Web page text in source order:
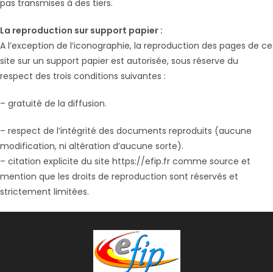
pas transmises à des tiers.
La reproduction sur support papier :
A l’exception de l’iconographie, la reproduction des pages de ce
site sur un support papier est autorisée, sous réserve du
respect des trois conditions suivantes :
– gratuité de la diffusion.
– respect de l’intégrité des documents reproduits (aucune
modification, ni altération d’aucune sorte).
– citation explicite du site https://efip.fr comme source et
mention que les droits de reproduction sont réservés et
strictement limitées.